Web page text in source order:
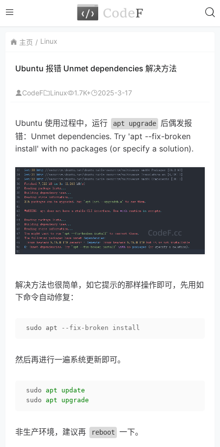
主页 Linux
Ubuntu 报错 Unmet dependencies 解决方法
CodeF Linux 1.7K+ 2025-3-17
Ubuntu 使用过程中，运行 apt upgrade
后偶发报
错：Unmet dependencies. Try 'apt --fix-broken
install' with no packages (or specify a solution).
解决方法也很简单，如它提示的那样操作即可，先用如
下命令自动修复：
sudo apt --fix-broken install
然后再进行一遍系统更新即可。
sudo
apt update
sudo
apt upgrade
非生产环境，建议再 reboot 一下。